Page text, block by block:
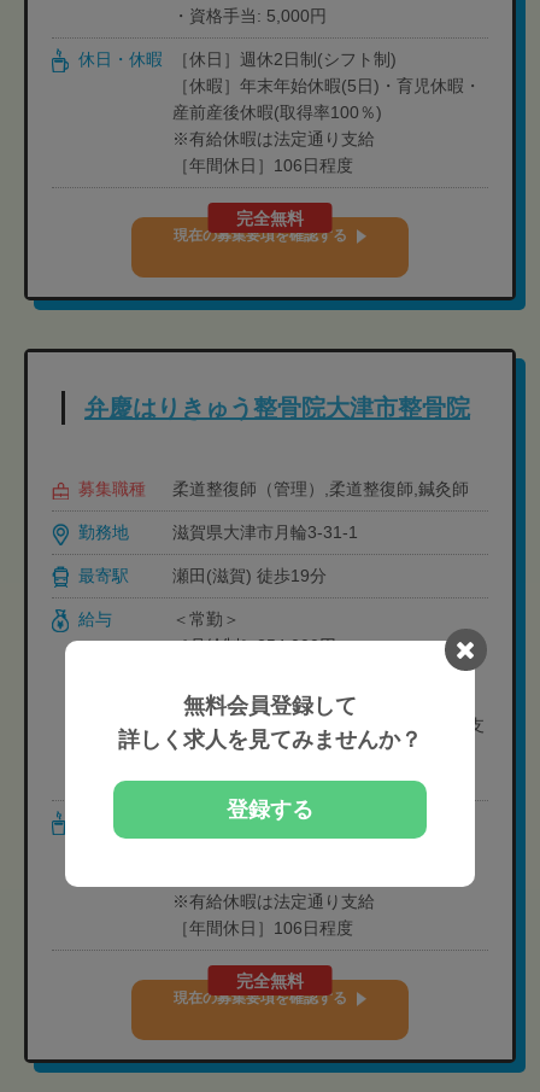
・資格手当: 5,000円
休日・休暇
［休日］週休2日制(シフト制)
［休暇］年末年始休暇(5日)・育児休暇・
産前産後休暇(取得率100％)
※有給休暇は法定通り支給
［年間休日］106日程度
完全無料
現在の募集要項を確認する
弁慶はりきゅう整骨院大津市整骨院
募集職種 柔道整復師（管理）,柔道整復師,鍼灸師
勤務地 滋賀県大津市月輪3-31-1
最寄駅 瀬田(滋賀) 徒歩19分
給与
＜常勤＞
［月給制］254,000円-
・基本給: 206,000円
・固定残業代(35時間分、超過分は別途支
給): 43,000円
・資格手当: 5,000円
［休日］週休2日制(シフト制)
※有給休暇は法定通り支給
［年間休日］106日程度
完全無料
現在の募集要項を確認する
無料会員登録して
詳しく求人を見てみませんか？
登録する